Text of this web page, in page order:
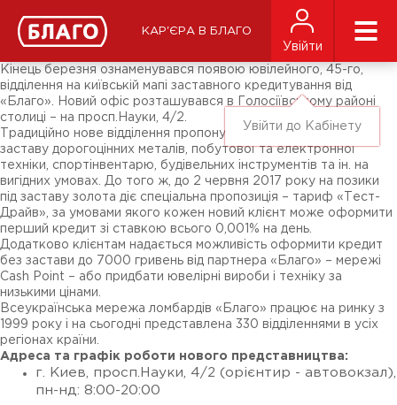
КАР'ЄРА В БЛАГО
Увійти
Увійти до Кабінету
ЗМІ про нас
Підписники соц-мереж
Ярмарки
Кінець березня ознаменувався появою ювілейного, 45-го,
відділення на київській мапі заставного кредитування від
«Благо». Новий офіс розташувався в Голосіївському районі
столиці – на просп.Науки, 4/2.
Традиційно нове відділення пропонує клієнтам позики під
заставу дорогоцінних металів, побутової та електронної
техніки, спортінвентарю, будівельних інструментів та ін. на
вигідних умовах. До того ж, до 2 червня 2017 року на позики
під заставу золота діє спеціальна пропозиція – тариф «Тест-
Драйв», за умовами якого кожен новий клієнт може оформити
перший кредит зі ставкою всього 0,001% на день.
Додатково клієнтам надається можливість оформити кредит
без застави до 7000 гривень від партнера «Благо» – мережі
Cash Point – або придбати ювелірні вироби і техніку за
низькими цінами.
Всеукраїнська мережа ломбардів «Благо» працює на ринку з
1999 року і на сьогодні представлена 330 відділеннями в усіх
регіонах країни.
Адреса та графік роботи нового представництва:
г. Киев, просп.Науки, 4/2 (орієнтир - автовокзал),
пн-нд: 8:00-20:00